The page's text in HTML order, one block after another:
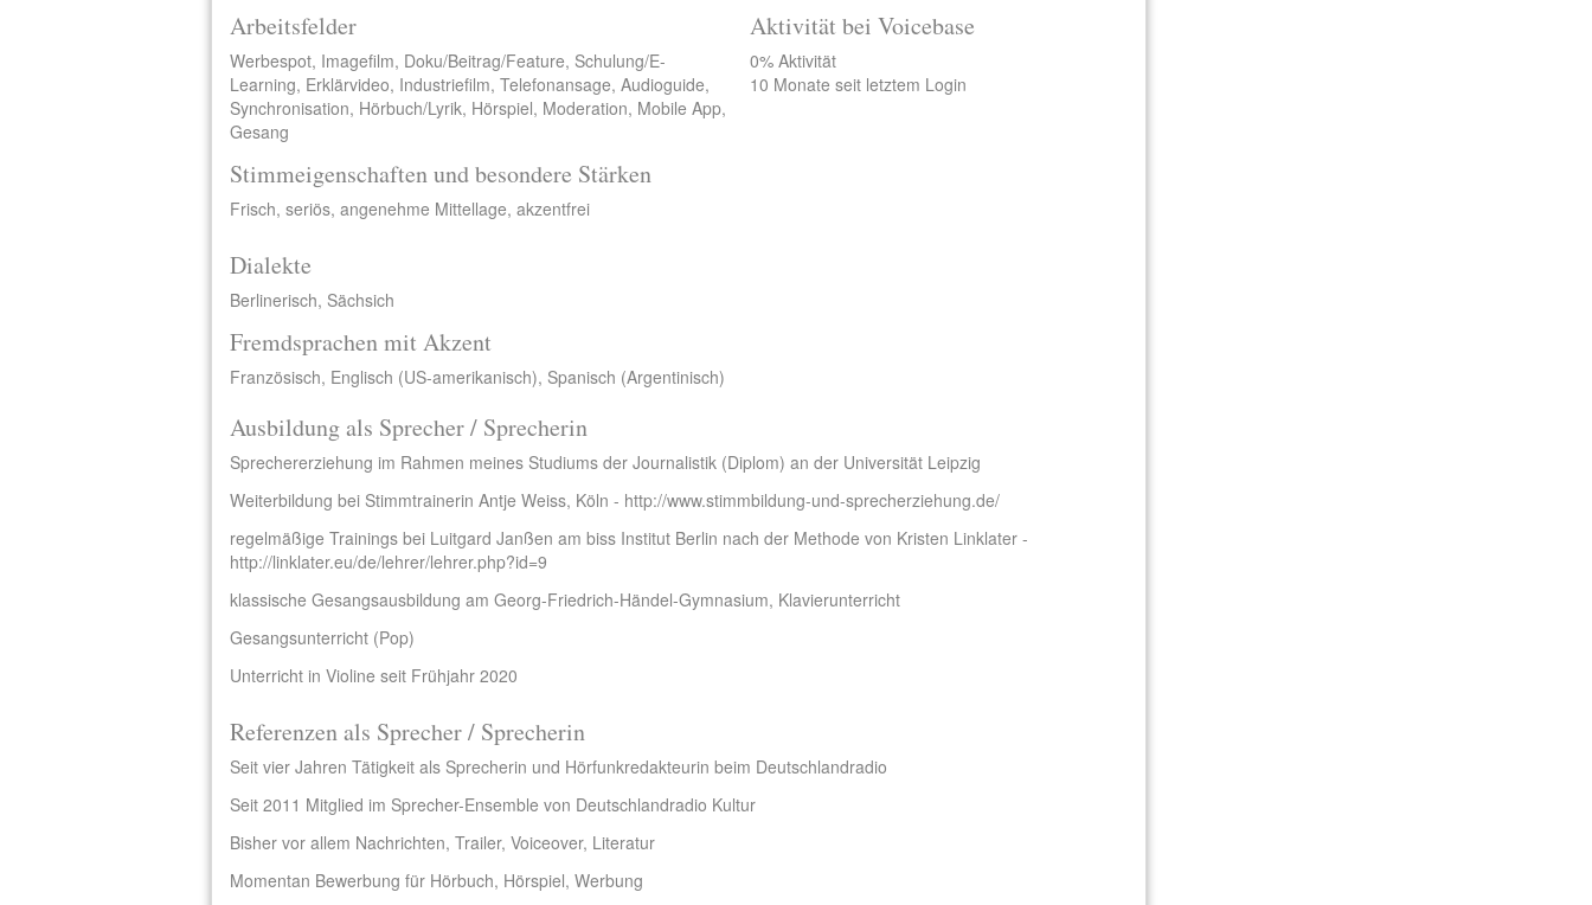
Arbeitsfelder
Werbespot, Imagefilm, Doku/Beitrag/Feature, Schulung/E-
Learning, Erklärvideo, Industriefilm, Telefonansage, Audioguide,
Synchronisation, Hörbuch/Lyrik, Hörspiel, Moderation, Mobile App,
Gesang
Stimmeigenschaften und besondere Stärken
Frisch, seriös, angenehme Mittellage, akzentfrei
Dialekte
Berlinerisch, Sächsich
Fremdsprachen mit Akzent
Französisch, Englisch (US-amerikanisch), Spanisch (Argentinisch)
Aktivität bei Voicebase
0% Aktivität
10 Monate seit letztem Login
Ausbildung als Sprecher / Sprecherin
Sprechererziehung im Rahmen meines Studiums der Journalistik (Diplom) an der Universität Leipzig
Weiterbildung bei Stimmtrainerin Antje Weiss, Köln - http://www.stimmbildung-und-sprecherziehung.de/
regelmäßige Trainings bei Luitgard Janßen am biss Institut Berlin nach der Methode von Kristen Linklater -
http://linklater.eu/de/lehrer/lehrer.php?id=9
klassische Gesangsausbildung am Georg-Friedrich-Händel-Gymnasium, Klavierunterricht
Gesangsunterricht (Pop)
Unterricht in Violine seit Frühjahr 2020
Referenzen als Sprecher / Sprecherin
Seit vier Jahren Tätigkeit als Sprecherin und Hörfunkredakteurin beim Deutschlandradio
Seit 2011 Mitglied im Sprecher-Ensemble von Deutschlandradio Kultur
Bisher vor allem Nachrichten, Trailer, Voiceover, Literatur
Momentan Bewerbung für Hörbuch, Hörspiel, Werbung